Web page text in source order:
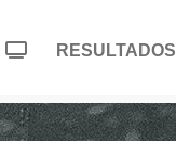
RESULTADOS